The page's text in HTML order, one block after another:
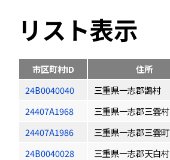
リスト表示
市区町村ID 住所
24B0040040
三重県一志郡鵲村
24407A1968
三重県一志郡三雲村
24407A1986
三重県一志郡三雲町
24B0040028
三重県一志郡天白村